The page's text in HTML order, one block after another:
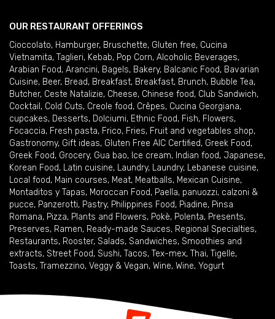
OUR RESTAURANT OFFERINGS
Cioccolato, Hamburger, Bruschette, Gluten free, Cucina
Vietnamita, Taglieri, Kebab, Pop Corn, Alcoholic Beverages,
Arabian Food, Arancini, Bagels, Bakery, Balcanic Food, Bavarian
Cuisine, Beer, Bread, Breakfast, Breakfast, Brunch, Bubble Tea,
Butcher, Ceste Natalizie, Cheese, Chinese food, Club Sandwich,
Cocktail , Cold Cuts, Creole food, Crêpes, Cucina Georgiana,
cupcakes, Desserts, Dolciumi, Ethnic Food, Fish, Flowers,
Focaccia, Fresh pasta, Frico, Fries, Fruit and vegetables shop,
Gastronomy, Gift ideas, Gluten Free AIC Certified, Greek Food,
Greek Food, Grocery, Gua bao, Ice cream, Indian food, Japanese,
Korean Food, Latin cuisine, Laundry, Laundry, Lebanese cuisine,
Local food, Main courses, Meat, Meatballs, Mexican Cuisine,
Montaditos y Tapas, Moroccan Food, Paella, panuozzi, calzoni &
pucce, Panzerotti, Pastry, Philippines Food, Piadine, Pinsa
Romana, Pizza, Plants and Flowers, Pokè, Polenta, Presents,
Preserves, Ramen, Ready-made Sauces, Regional Specialties,
Restaurants, Rooster, Salads, Sandwiches, Smoothies and
extracts, Street Food, Sushi, Tacos, Tex-mex, Thai, Tigelle,
Toasts, Tramezzino, Veggy & Vegan, Wine, Wine, Yogurt